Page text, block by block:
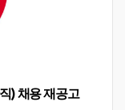
) 채용 재공고